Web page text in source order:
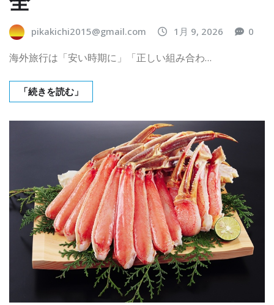
pikakichi2015@gmail.com 1月 9, 2026 0
海外旅行は「安い時期に」「正しい組み合わ…
「続きを読む」